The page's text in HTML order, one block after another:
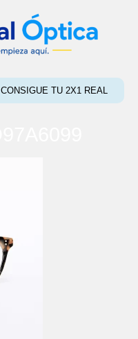
CONSIGUE TU 2X1 REAL